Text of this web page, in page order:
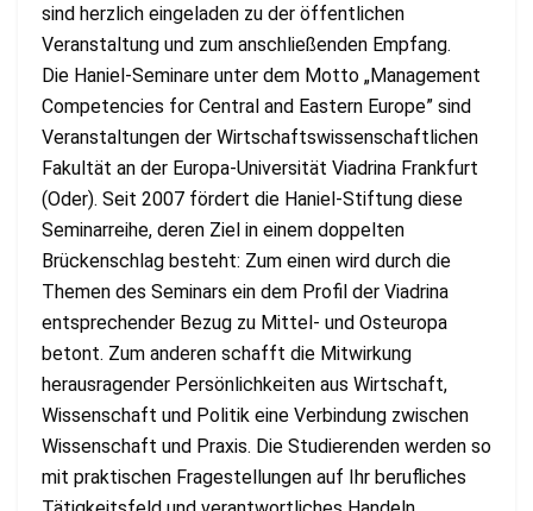
sind herzlich eingeladen zu der öffentlichen
Veranstaltung und zum anschließenden Empfang.
Die Haniel-Seminare unter dem Motto „Management
Competencies for Central and Eastern Europe” sind
Veranstaltungen der Wirtschaftswissenschaftlichen
Fakultät an der Europa-Universität Viadrina Frankfurt
(Oder). Seit 2007 fördert die Haniel-Stiftung diese
Seminarreihe, deren Ziel in einem doppelten
Brückenschlag besteht: Zum einen wird durch die
Themen des Seminars ein dem Profil der Viadrina
entsprechender Bezug zu Mittel- und Osteuropa
betont. Zum anderen schafft die Mitwirkung
herausragender Persönlichkeiten aus Wirtschaft,
Wissenschaft und Politik eine Verbindung zwischen
Wissenschaft und Praxis. Die Studierenden werden so
mit praktischen Fragestellungen auf Ihr berufliches